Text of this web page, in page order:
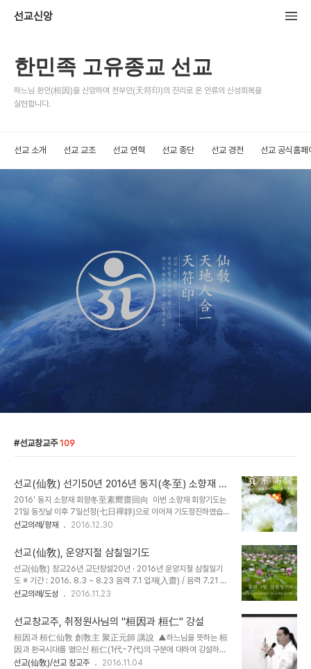
선교신앙
한민족 고유종교 선교
하느님 환인(桓因)을 신앙하며 천부인(天符印)의 진리로 온 인류의 신성회복을
실현합니다.
선교 소개 선교 교조 선교 연혁 선교 종단 선교 경전 선교 공식홈페
선교창교주 109
선교(仙敎) 선기50년 2016년 동지(冬至) 소향재 회
향
2016' 동지 소향재 회향冬至素嚮齋回向 이번 소향재 회향기도는
21일 동짓날 이후 7일선정(七日禪靜)으로 이어져 기도정진하였습
니다. 환기9213년 선기50년 선교창교26년 교단창설20년 2016
득한 슬픔과 절망... 억울함과 분노를... 무엇으로 갈무리하고 무엇으
로 승화해야 할것인가... 기도올리며, 다시 기도 올리며...이번 2016년
동지 소향재는 예년에 비해 회향일이 많이 늦었습니다.가슴 깊은 곳에
응어리져 풀어내야할 생각과 정화해야 할 일들과 다시 희망으로 안배
해야 할 일들이어느 해보다 절실하고 다사다난했던 한 해였기 때문입
져리게 사무쳐서동지 소향재 회향기도를..
선교의례/향재 2016.12.30
선교(仙敎), 운양지절 삼칠일기도
선교(仙敎) 창교26년 교단창설20년 · 2016년 운양지절 삼칠일기
도 ※ 기간 : 2016. 8.3 ~ 8.23 음력 7.1 입재(入齋) / 음력 7.21 회
향(回向) ※ 장소 : 순천 승주 본주교당 ※ 시간 : 매일 새벽 5시 본주교
합니다. 음력 7월 운양지절의 삼칠일기도는 선교(仙敎)의 고유의례
로써, 기도기간 중에 칠월칠석과 백중, 증복재신일이 들어있습니다. 단
순한 의미로는 인간의 복록과 수명을 주관하시는북두칠성께서 환인하
느님의 교유를 받아 세상을 주관하시는 시기라고 하겠습니다. 즉 "칠
석에 자손을 치성" 하고 "백중에 조상을 천도" 하고, 다시 칠일기도를
선교의례/도성 2016.11.23
선교창교주, 취정원사님의 "桓因과 桓仁" 강설
桓因과 桓仁仙敎 創敎主 聚正元師 講說 ▲하느님을 뜻하는 桓
因과 환국시대를 열으신 桓仁(1代~7代)의 구분에 대하여 강설하시
는 취정원사님.(20161102세종문화회관예인홀) 桓因과 桓仁 _
선교(仙敎)/선교 창교주 2016.11.04